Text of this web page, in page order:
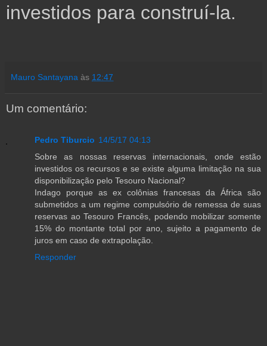
Mauro Santayana às 12:47
Um comentário:
Pedro Tiburcio 14/5/17 04:13
Sobre as nossas reservas internacionais, onde estão
investidos os recursos e se existe alguma limitação na sua
disponibilização pelo Tesouro Nacional?
Indago porque as ex colônias francesas da África são
submetidos a um regime compulsório de remessa de suas
reservas ao Tesouro Francês, podendo mobilizar somente
15% do montante total por ano, sujeito a pagamento de
juros em caso de extrapolação.
Responder